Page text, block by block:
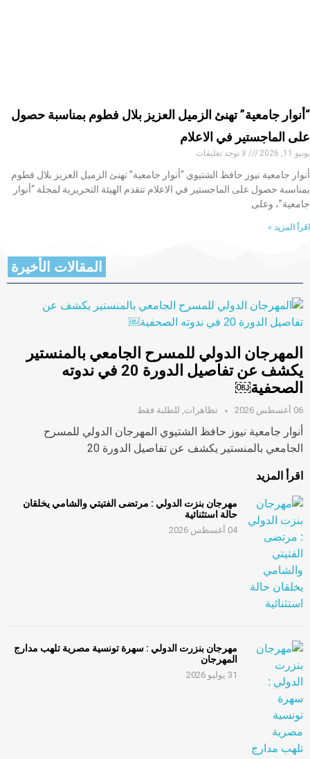
“أنوار جامعية” تهنئ الزميل العزيز بلال فطوم بمناسبة حصول
على الماجستير في الاعلام
يونيو 11, 2026 لا توجد تعليقات
أنوار جامعية نيوز حافظ الشتيوي “أنوار جامعية” تهنئ الزميل العزيز بلال فطوم
بمناسبة حصول على الماجستير في الاعلام تتقدم الهيئة التحريرية لمجلة “أنوار
جامعية”، وعلى
اقرأ المزيد »
المقالات الأخيرة
المهرجان الدولي للمسرح الجامعي بالمنستير
يكشف عن تفاصيل الدورة 20 في ندوته
الصحفية￼
06 أغسطس 2026 تظاهرات, للطلبة فقط
أنوار جامعية نيوز حافظ الشتيوي المهرجان الدولي للمسرح
الجامعي بالمنستير يكشف عن تفاصيل الدورة 20
اقرأ المزيد
مهرجان بنزت الدولي : مرتضى الفتيتي والشامي يخلقان
حالة استثنائية
04 أغسطس 2026
مهرجان بنزرت الدولي : سهرة تونسية مصرية تلهب مدارج
المهرجان
31 يوليو 2026